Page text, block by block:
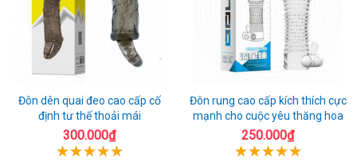
Đôn dên quai đeo cao cấp cố
định tư thế thoải mái
300.000₫
Đôn rung cao cấp kích thích cực
mạnh cho cuộc yêu thăng hoa
250.000₫